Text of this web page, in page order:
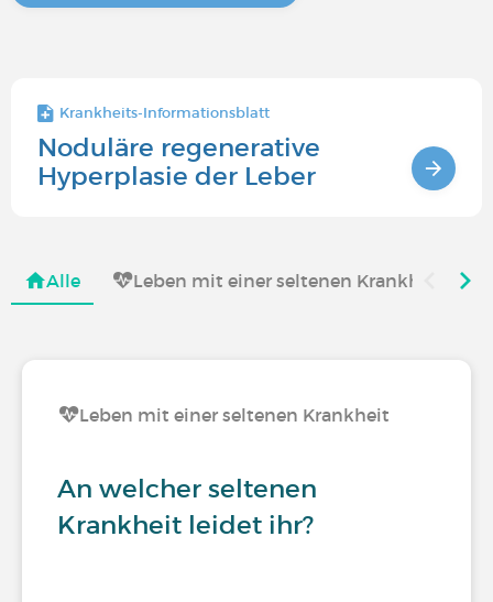
Krankheits-Informationsblatt
Noduläre regenerative
Hyperplasie der Leber
Alle Leben mit einer seltenen Krankheit
Leben mit einer seltenen Krankheit
An welcher seltenen
Krankheit leidet ihr?